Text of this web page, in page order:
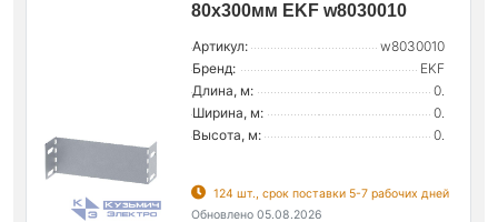
80х300мм EKF w8030010
Артикул:
w8030010
Бренд:
EKF
Длина, м:
0.
Ширина, м:
0.
Высота, м:
0.
124 шт., срок поставки 5-7 рабочих дней
Обновлено 05.08.2026